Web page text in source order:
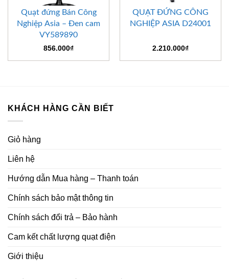
Quạt đứng Bán Công
Nghiệp Asia – Đen cam
VY589890
856.000₫
QUẠT ĐỨNG CÔNG
NGHIỆP ASIA D24001
2.210.000₫
KHÁCH HÀNG CẦN BIẾT
Giỏ hàng
Liên hệ
Hướng dẫn Mua hàng – Thanh toán
Chính sách bảo mật thông tin
Chính sách đổi trả – Bảo hành
Cam kết chất lượng quạt điện
Giới thiệu